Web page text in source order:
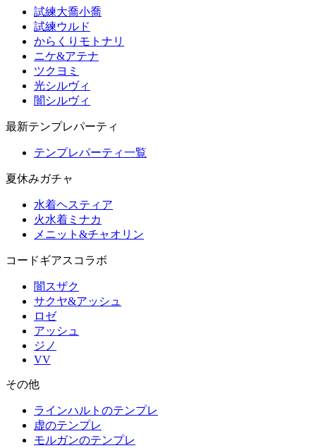
試練大喬小喬
試練ウルド
からくりモトナリ
ニケ&アテナ
ツクヨミ
光シルヴィ
闇シルヴィ
最新テンプレパーティ
テンプレパーティ一覧
夏休みガチャ
水着ヘスティア
火水着ミナカ
メニット&チャオリン
コードギアスコラボ
闇スザク
サクヤ&アッシュ
ロゼ
アッシュ
ジノ
VV
その他
ラインハルトのテンプレ
虚のテンプレ
モルガンのテンプレ